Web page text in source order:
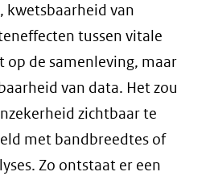
kwetsbaarheid van
tussen vitale
op de samenleving, maar
van data. Het zou
zichtbaar te
met bandbreedtes of
Zo ontstaat er een